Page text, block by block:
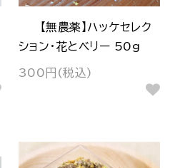
【無農薬】ハッケセレク
ション・花とベリー 50g
300円(税込)